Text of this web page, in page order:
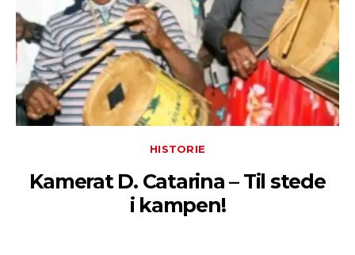
HISTORIE
Kamerat D. Catarina – Til stede
i kampen!